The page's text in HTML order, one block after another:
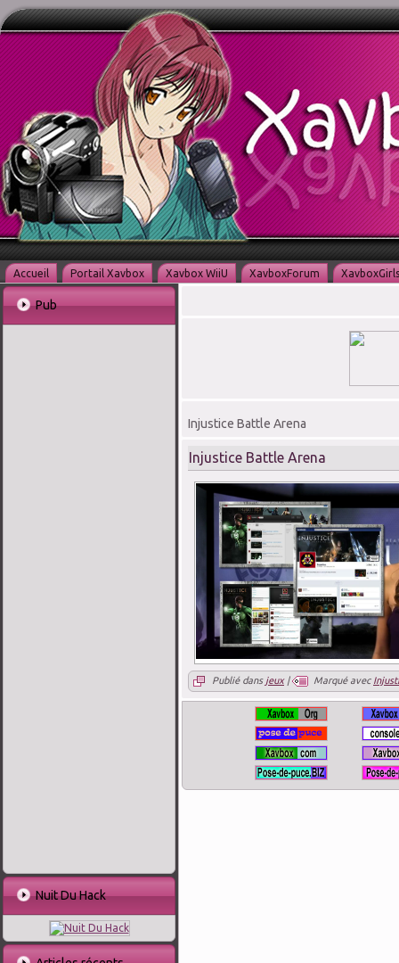
Accueil Portail Xavbox Xavbox WiiU XavboxForum XavboxGirls
Pub
Nuit Du Hack
Injustice Battle Arena
Injustice Battle Arena
Publié dans jeux| Marqué avec